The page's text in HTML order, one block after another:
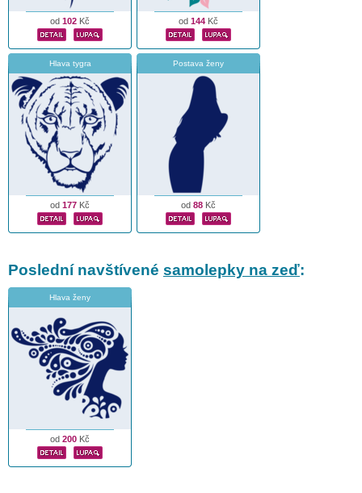
od 102 Kč od 144 Kč
Hlava tygra
od 177 Kč
Postava ženy
od 88 Kč
Poslední navštívené samolepky na zeď:
Hlava ženy
od 200 Kč